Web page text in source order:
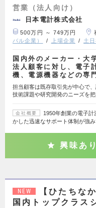
営業（法人向け）
日本電計株式会社
500万円 ～ 749万円
バル企業）
上場企業 土
国内外のメーカー・大
法人顧客に対し、電子
機、電源機器などの専
担当顧客は既存取引先が中心で
技術課題や研究開発のニーズを
会社概要
1950年創業の電子
かした迅速なサポート体制が強
興味あり
NEW
【ひたちな
国内トップクラス